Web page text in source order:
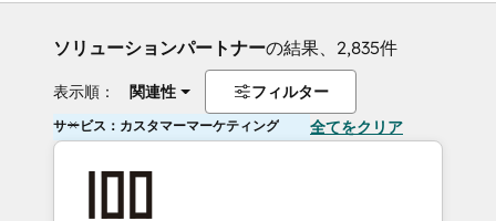
ソリューションパートナーの結果、2,835件
表示順： 関連性 フィルター
サービス：カスタマーマーケティング 全てをクリア